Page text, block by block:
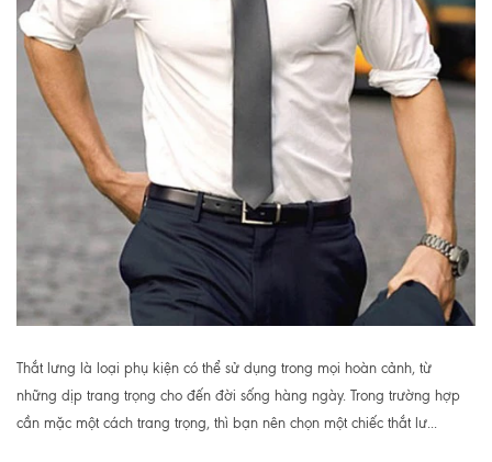
Thắt lưng là loại phụ kiện có thể sử dụng trong mọi hoàn cảnh, từ
những dịp trang trọng cho đến đời sống hàng ngày. Trong trường hợp
cần mặc một cách trang trọng, thì bạn nên chọn một chiếc thắt lư...